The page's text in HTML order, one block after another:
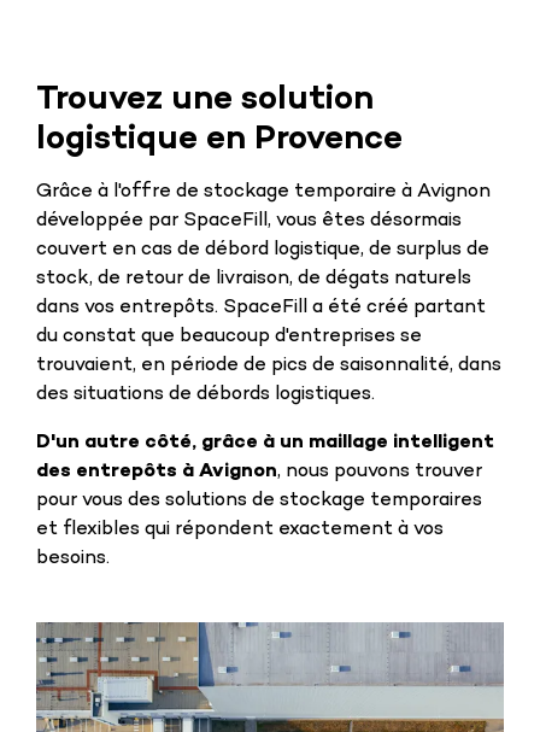
Trouvez une solution
logistique en Provence
Grâce à l'offre de stockage temporaire à Avignon
développée par SpaceFill, vous êtes désormais
couvert en cas de débord logistique, de surplus de
stock, de retour de livraison, de dégats naturels
dans vos entrepôts. SpaceFill a été créé partant
du constat que beaucoup d'entreprises se
trouvaient, en période de pics de saisonnalité, dans
des situations de débords logistiques.
D'un autre côté, grâce à un maillage intelligent
des entrepôts à Avignon, nous pouvons trouver
pour vous des solutions de stockage temporaires
et flexibles qui répondent exactement à vos
besoins.